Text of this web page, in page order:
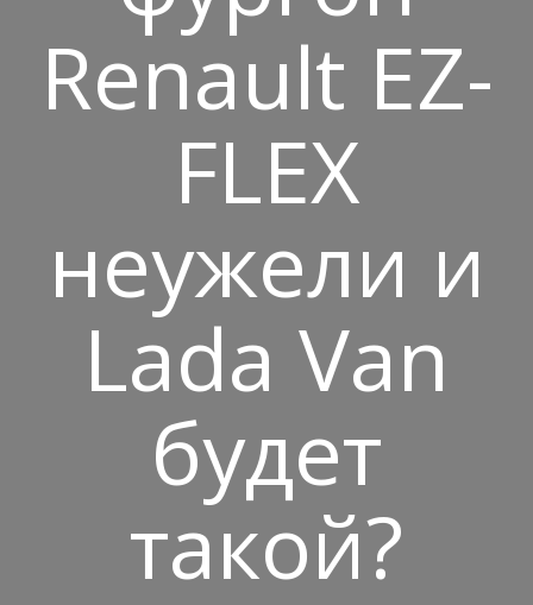
Renault EZ-
FLEX
неужели и
Lada Van
будет
такой?